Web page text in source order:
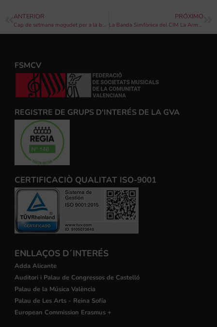
ANTERIOR
Cap de setmana mogudet per a la banda de Castalla
PRÓXIMO
La Banda Simfònica del CIM La Armónica de Buñol, en concert este dissabte per Santa Cecília
FSMCV
REGISTRE DE GRUPS D'INTERÉS DE LA GVA
CERTIFICACIÒ QUALITAT ISO-9001
ENLLAÇOS D´INTERÉS
Adda Alicante
Auditori i Palau de Congressos de Castelló
Palau de la Música València
Palau de Les Arts - Reina Sofía
European Commission Erasmus +